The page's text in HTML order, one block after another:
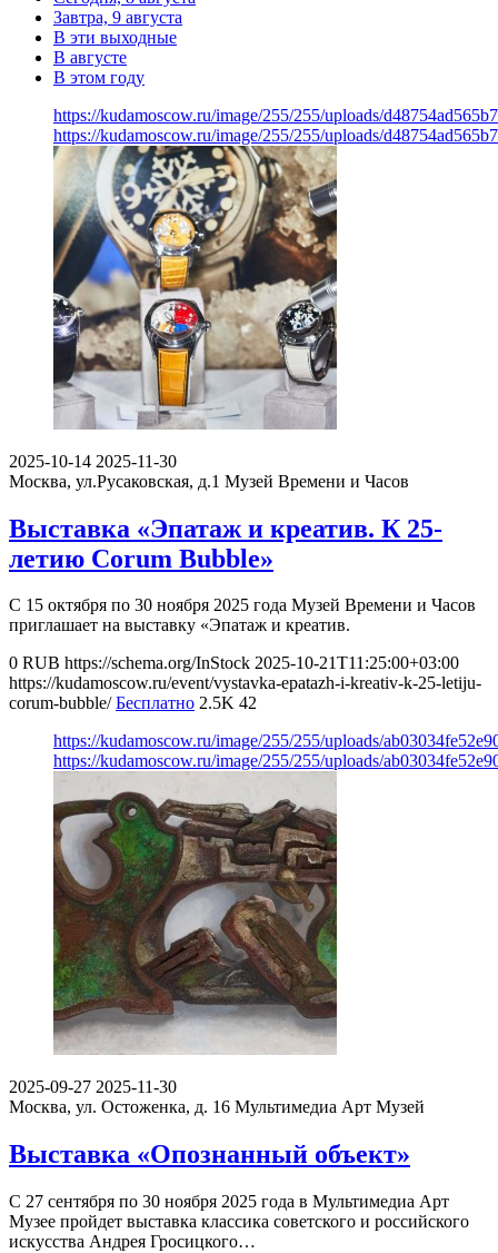
Завтра, 9 августа
В эти выходные
В августе
В этом году
https://kudamoscow.ru/image/255/255/uploads/
https://kudamoscow.ru/image/255/255/uploads/
2025-10-14 2025-11-30
Москва, ул.Русаковская, д.1 Музей Времени и Часов
Выставка «Эпатаж и креатив. К 25-
летию Corum Bubble»
С 15 октября по 30 ноября 2025 года Музей Времени и Часов
приглашает на выставку «Эпатаж и креатив.
0 RUB https://schema.org/InStock 2025-10-21T11:25:00+03:00
https://kudamoscow.ru/event/vystavka-epatazh-i-kreativ-k-25-letiju-
corum-bubble/ Бесплатно 2.5K 42
https://kudamoscow.ru/image/255/255/uploads/
https://kudamoscow.ru/image/255/255/uploads/
2025-09-27 2025-11-30
Москва, ул. Остоженка, д. 16 Мультимедиа Арт Музей
Выставка «Опознанный объект»
С 27 сентября по 30 ноября 2025 года в Мультимедиа Арт
Музее пройдет выставка классика советского и российского
искусства Андрея Гросицкого…